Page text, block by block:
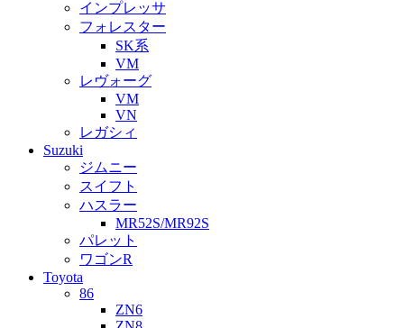
インプレッサ
フォレスター
SK系
VM
レヴォーグ
VM
VN
レガシィ
Suzuki
ジムニー
スイフト
ハスラー
MR52S/MR92S
パレット
ワゴンR
Toyota
86
ZN6